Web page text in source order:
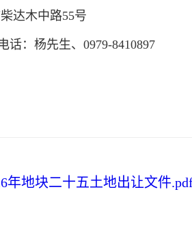
达木中路55号
话：杨先生、0979-8410897
年地块二十五土地出让文件